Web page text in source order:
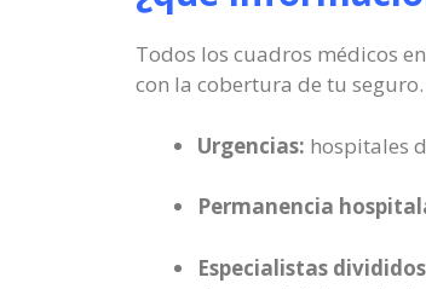
Todos los cuadros médicos
con la cobertura de tu
Urgencias: hospitales
Permanencia
Especialistas